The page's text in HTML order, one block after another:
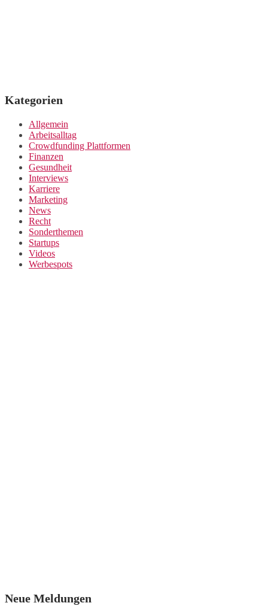
Kategorien
Allgemein
Arbeitsalltag
Crowdfunding Plattformen
Finanzen
Gesundheit
Interviews
Karriere
Marketing
News
Recht
Sonderthemen
Startups
Videos
Werbespots
Neue Meldungen